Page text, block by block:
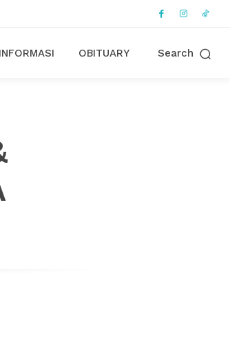
INFORMASI OBITUARY Search